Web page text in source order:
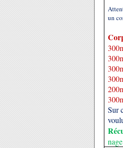
un
Sur